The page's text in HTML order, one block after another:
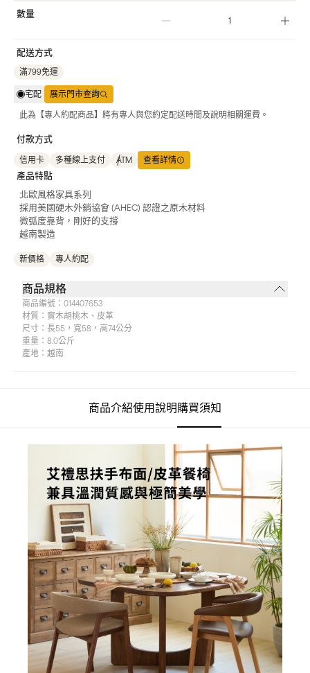
數量
配送方式
滿799免運
宅配 展示門市查詢
此為【專人約配商品】將有專人與您約定配送時間及說明相關運費。
付款方式
信用卡 多種線上支付 ATM 查看詳情
產品特點
北歐風格家具系列
採用美國硬木外銷協會 (AHEC) 認證之原木材料
微弧度靠背，剛好的支撐
越南製造
新價格 專人約配
商品規格
商品編號： 014407653
材質： 實木胡桃木、皮革
尺寸： 長55，寬58，高74公分
重量： 8.0公斤
產地： 越南
商品介紹使用說明購買須知